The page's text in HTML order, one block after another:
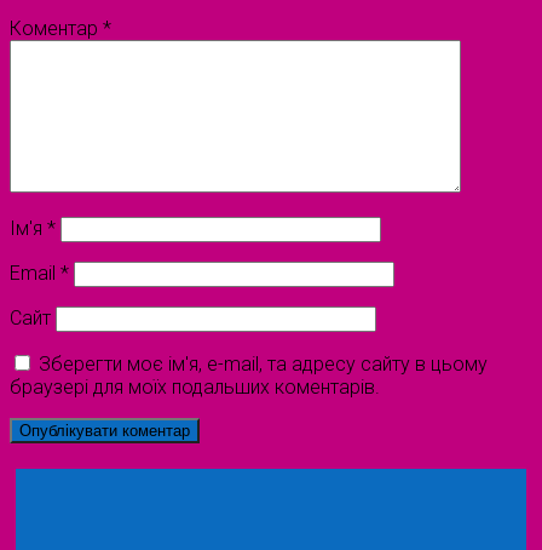
Коментар *
Ім'я *
Email *
Сайт
Зберегти моє ім'я, e-mail, та адресу сайту в цьому
браузері для моїх подальших коментарів.